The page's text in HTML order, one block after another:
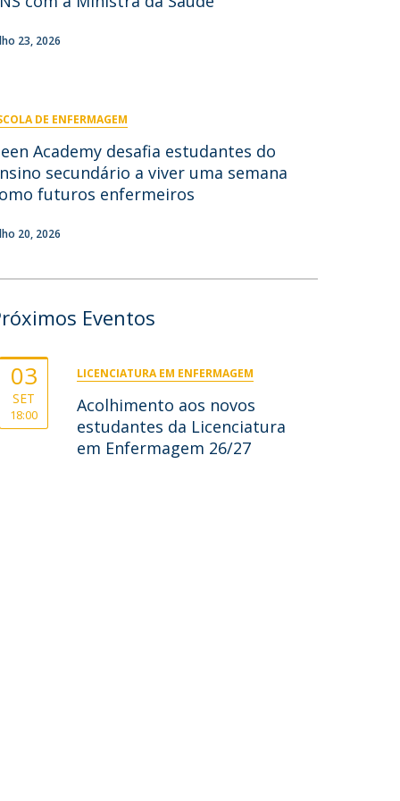
chegar
23, 2026
DE ENFERMAGEM
Academy desafia estudantes do
secundário a viver uma semana
futuros enfermeiros
20, 2026
Eventos
03
SET
18:00
LICENCIATURA EM ENFERMAGEM
Acolhimento aos novos
estudantes da Licenciatura
em Enfermagem 26/27